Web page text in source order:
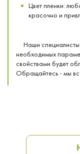
Цвет пленки:
красочно и
Наши специалисты
необходимых
свойствами будет
Обращайтесь - мы